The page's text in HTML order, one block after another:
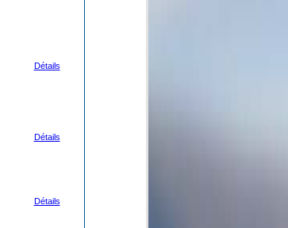
Détails
Détails
Détails